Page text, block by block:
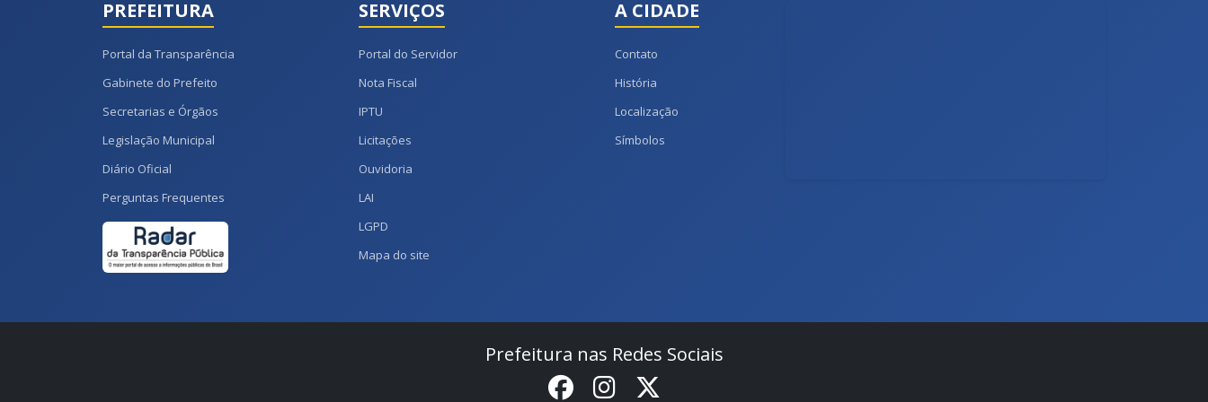
PREFEITURA
Portal da Transparência
Gabinete do Prefeito
Secretarias e Órgãos
Legislação Municipal
Diário Oficial
Perguntas Frequentes
SERVIÇOS
Portal do Servidor
Nota Fiscal
IPTU
Licitações
Ouvidoria
LAI
LGPD
Mapa do site
A CIDADE
Contato
História
Localização
Símbolos
Prefeitura nas Redes Sociais